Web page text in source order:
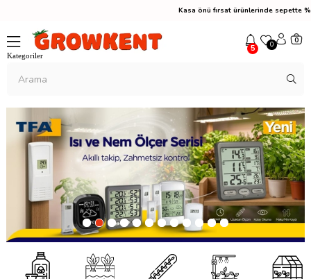
Kasa önü fırsat ürünlerinde sepette %10
5 0 0